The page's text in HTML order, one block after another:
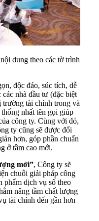
dung theo các tờ trình
độc đáo, súc tích, dễ
nhà đầu tư (đặc biệt
trường tài chính trong và
nhất tên gọi giúp
công ty. Cùng với đó,
ty cũng sẽ được đổi
hơn, góp phần chuẩn
ở tầm cao mới.
mới”, Công ty sẽ
chuỗi giải pháp công
phẩm dịch vụ số theo
nâng tầm chất lượng
tài chính đến gần hơn